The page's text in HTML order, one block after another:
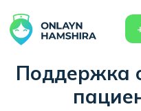
+998 78
Поддержка